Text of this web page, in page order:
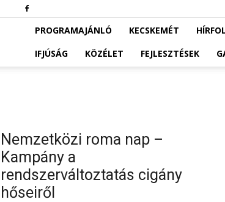
PROGRAMAJÁNLÓ KECSKEMÉT
IFJÚSÁG
KÖZÉLET FEJLESZTÉSEK
Nemzetközi roma nap –
Kampány a
rendszerváltoztatás cigány
hőseiről